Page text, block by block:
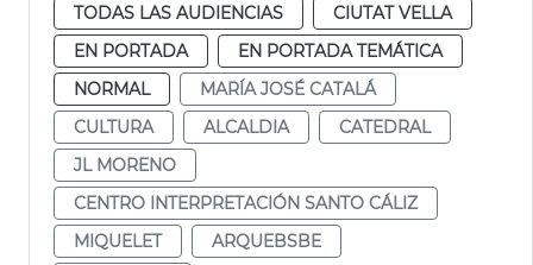
TODAS LAS AUDIENCIAS
CIUTAT VELLA
EN PORTADA
EN PORTADA TEMÁTICA
NORMAL
MARÍA JOSÉ CATALÁ
CULTURA
ALCALDIA
CATEDRAL
JL MORENO
CENTRO INTERPRETACIÓN SANTO CÁLIZ
MIQUELET
ARQUEBSBE